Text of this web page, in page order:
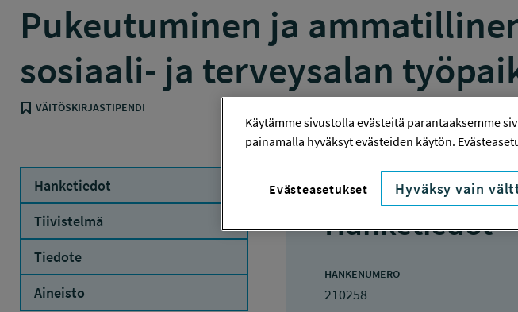
Pukeutuminen ja
sosiaali- ja terveysalan
VÄITÖSKIRJASTIPENDI
Hanketiedot
Tiivistelmä
Tiedote
Aineisto
Hanketiedot
HANKENUMERO
210258
Käytämme sivustolla evästeitä parantaaksemme
painamalla hyväksyt evästeiden käytön.
Hyväksy vain
Evästeasetukset